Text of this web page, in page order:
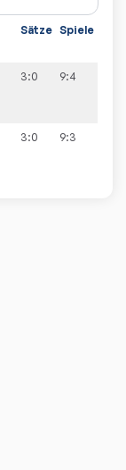
Sätze Spiele
3:0 9:4
3:0 9:3